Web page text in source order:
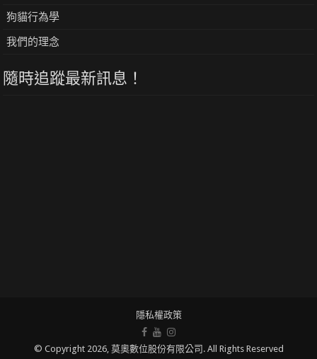
狗貓行為學
我們的理念
隨時追蹤最新訊息！
隱私權政策
© Copyright 2026, 莫奧數位股份有限公司. All Rights Reserved